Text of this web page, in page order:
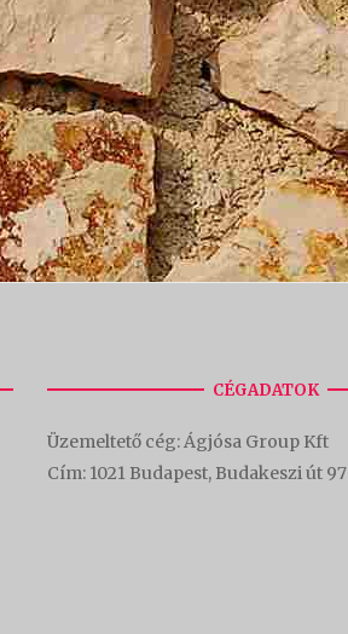
CÉGADATOK
Üzemeltető cég: Ágjósa Group Kft
Cím: 1021 Budapest, Budakeszi út 97